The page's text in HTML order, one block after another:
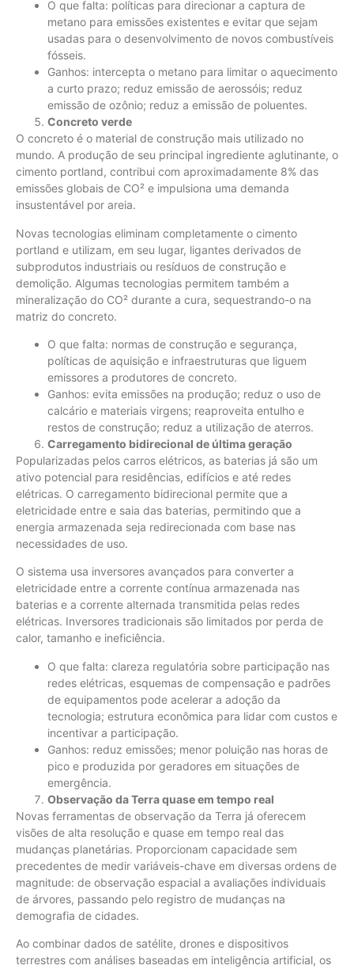
O que falta: políticas para direcionar a captura de
metano para emissões existentes e evitar que sejam
usadas para o desenvolvimento de novos combustíveis
fósseis.
Ganhos: intercepta o metano para limitar o aquecimento
a curto prazo; reduz emissão de aerossóis; reduz
emissão de ozônio; reduz a emissão de poluentes.
Concreto verde
O concreto é o material de construção mais utilizado no
mundo. A produção de seu principal ingrediente aglutinante, o
cimento portland, contribui com aproximadamente 8% das
emissões globais de CO² e impulsiona uma demanda
insustentável por areia.
Novas tecnologias eliminam completamente o cimento
portland e utilizam, em seu lugar, ligantes derivados de
subprodutos industriais ou resíduos de construção e
demolição. Algumas tecnologias permitem também a
mineralização do CO² durante a cura, sequestrando-o na
matriz do concreto.
O que falta: normas de construção e segurança,
políticas de aquisição e infraestruturas que liguem
emissores a produtores de concreto.
Ganhos: evita emissões na produção; reduz o uso de
calcário e materiais virgens; reaproveita entulho e
restos de construção; reduz a utilização de aterros.
Carregamento bidirecional de última geração
Popularizadas pelos carros elétricos, as baterias já são um
ativo potencial para residências, edifícios e até redes
elétricas. O carregamento bidirecional permite que a
eletricidade entre e saia das baterias, permitindo que a
energia armazenada seja redirecionada com base nas
necessidades de uso.
O sistema usa inversores avançados para converter a
eletricidade entre a corrente contínua armazenada nas
baterias e a corrente alternada transmitida pelas redes
elétricas. Inversores tradicionais são limitados por perda de
calor, tamanho e ineficiência.
O que falta: clareza regulatória sobre participação nas
redes elétricas, esquemas de compensação e padrões
de equipamentos pode acelerar a adoção da
tecnologia; estrutura econômica para lidar com custos e
incentivar a participação.
Ganhos: reduz emissões; menor poluição nas horas de
pico e produzida por geradores em situações de
emergência.
Observação da Terra quase em tempo real
Novas ferramentas de observação da Terra já oferecem
visões de alta resolução e quase em tempo real das
mudanças planetárias. Proporcionam capacidade sem
precedentes de medir variáveis-chave em diversas ordens de
magnitude: de observação espacial a avaliações individuais
de árvores, passando pelo registro de mudanças na
demografia de cidades.
Ao combinar dados de satélite, drones e dispositivos
terrestres com análises baseadas em inteligência artificial, os